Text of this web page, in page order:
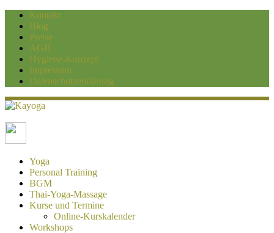
Kontakt
Blog
Preise
AGB
Hygiene-Konzept
Impressum
Datenschutzerklärung
Kayoga
Yoga und Personaltraining Duisburg
Yoga
Personal Training
BGM
Thai-Yoga-Massage
Kurse und Termine
Online-Kurskalender
Workshops